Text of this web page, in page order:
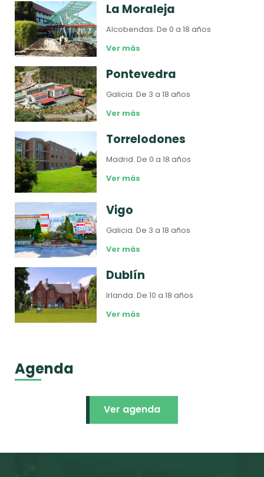
La Moraleja
Alcobendas.De 0 a 18 años
Ver más
Pontevedra
Galicia.De 3 a 18 años
Ver más
Torrelodones
Madrid.De 0 a 18 años
Ver más
Vigo
Galicia.De 3 a 18 años
Ver más
Dublín
Irlanda.De 10 a 18 años
Ver más
Agenda
Ver agenda